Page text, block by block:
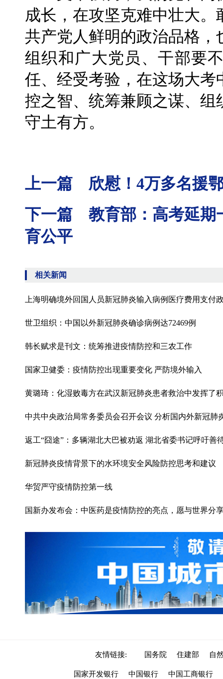
成长，在攻坚克难中壮大
共产党人鲜明的政治品格
组织和广大党员、干部要
任、经受考验，在这场大
控之智、统筹兼顾之谋、
守土有方。
上一篇 欣慰！4万多名援
下一篇 教育部：高考延期
育公平
相关新闻
上海明确境外回国人员新冠肺炎输入病例医疗费用支付
世卫组织：中国以外新冠肺炎确诊病例达72469例
韩长赋求是刊文：统筹推进疫情防控和三农工作
国家卫健委：疫情防控出现重要变化 严防境外输入
黄璐琦：化湿败毒方在武汉新冠肺炎患者救治中发挥了
中共中央政治局常务委员会召开会议 分析国内外新冠肺
返工“囧途”：多辆湖北大巴被劝返 湖北省委书记呼吁善
新冠肺炎疫情背景下的水环境安全风险防控思考和建议
华贸严守疫情防控第一线
国新办发布会：中医药是疫情防控的亮点，愿与世界分
友情链接: 国务院 住建部 自
国家开发银行 中国银行 中国工商银行